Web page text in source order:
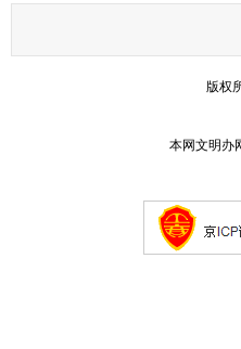
版权
本网文明办